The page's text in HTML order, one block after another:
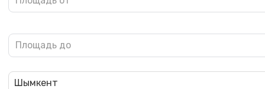
Шымкент